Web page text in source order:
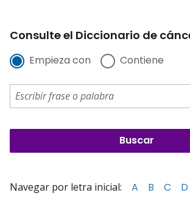
Consulte el Diccionario de
Empieza con Contiene
Navegar por letra inicial: A B C D